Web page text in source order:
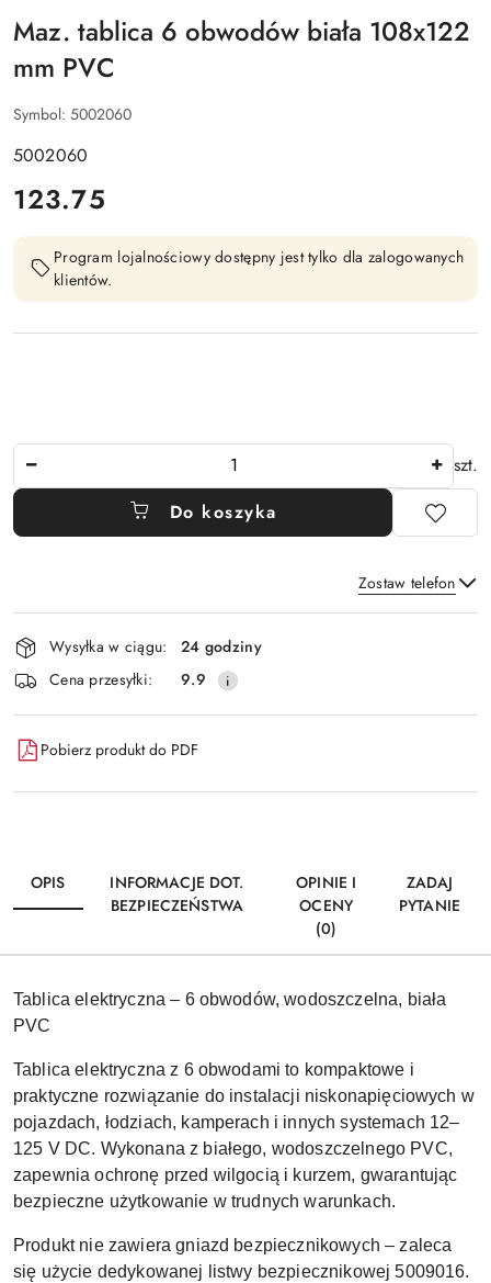
Maz. tablica 6 obwodów biała 108x122
mm PVC
Symbol: 5002060
5002060
cena:
123.75
Program lojalnościowy dostępny jest tylko dla zalogowanych
klientów.
szt.
Do koszyka
Zostaw telefon
Wyślij
Dostępność
i
dostawa
Wysyłka w ciągu:
24 godziny
Cena przesyłki:
9.9
Pobierz produkt do PDF
OPIS
INFORMACJE DOT.
BEZPIECZEŃSTWA
OPINIE I
OCENY
(0)
ZADAJ
PYTANIE
Tablica elektryczna – 6 obwodów, wodoszczelna, biała
PVC
Tablica elektryczna z 6 obwodami to kompaktowe i
praktyczne rozwiązanie do instalacji niskonapięciowych w
pojazdach, łodziach, kamperach i innych systemach 12–
125 V DC. Wykonana z białego, wodoszczelnego PVC,
zapewnia ochronę przed wilgocią i kurzem, gwarantując
bezpieczne użytkowanie w trudnych warunkach.
Produkt nie zawiera gniazd bezpiecznikowych – zaleca
się użycie dedykowanej listwy bezpiecznikowej 5009016.